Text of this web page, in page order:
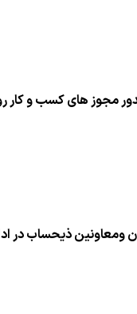
مجوز های كسب و كار
ذیحساب در